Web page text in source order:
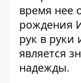
время нее
рождения
рук в руки
является
надежды.